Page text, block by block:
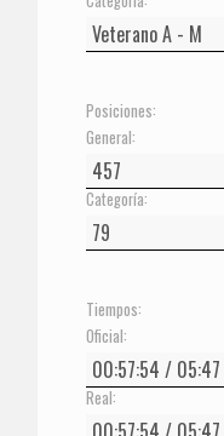
Posiciones:
General:
Categoría:
Tiempos:
Oficial:
Real: